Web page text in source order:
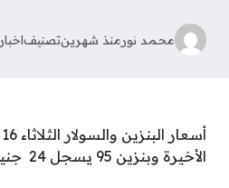
محمد نورمنذ شهرينتصنيفاخبار
الأخيرة وبنزين 95 يسجل 24 جنيه